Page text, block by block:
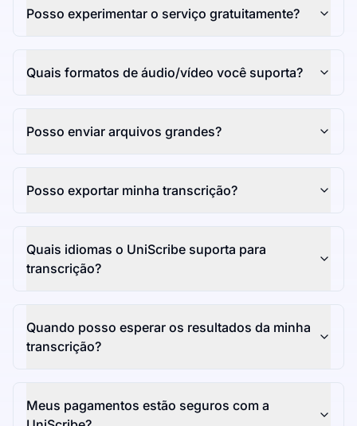
Posso experimentar o serviço gratuitamente?
Quais formatos de áudio/vídeo você suporta?
Posso enviar arquivos grandes?
Posso exportar minha transcrição?
Quais idiomas o UniScribe suporta para
transcrição?
Quando posso esperar os resultados da minha
transcrição?
Meus pagamentos estão seguros com a